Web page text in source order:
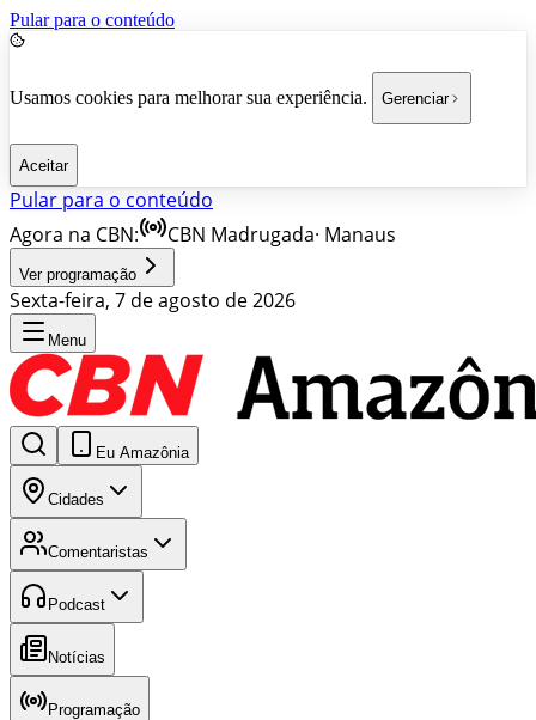
Pular para o conteúdo
Usamos cookies para melhorar sua experiência. Gerenciar
Aceitar
Pular para o conteúdo
Agora na CBN:
CBN Madrugada· Manaus
Ver programação
Sexta-feira, 7 de agosto de 2026
Menu
Eu Amazônia
Cidades
Comentaristas
Podcast
Notícias
Programação